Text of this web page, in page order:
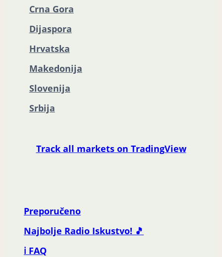
Crna Gora
Dijaspora
Hrvatska
Makedonija
Slovenija
Srbija
Track all markets on TradingView
Preporučeno
Najbolje Radio Iskustvo! 🎵
ℹ️ FAQ